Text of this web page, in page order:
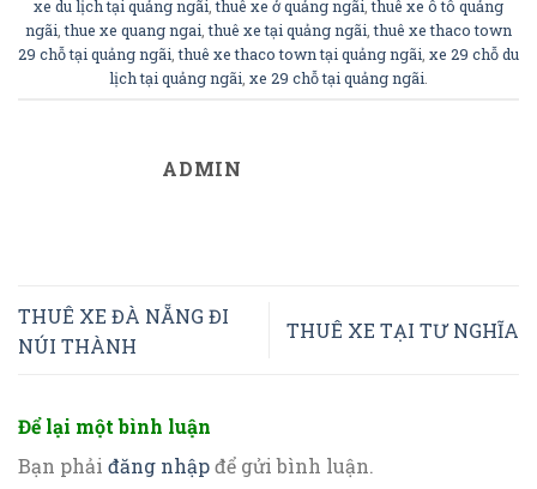
xe du lịch tại quảng ngãi ,thuê xe ở quảng ngãi ,thuê xe ô tô quảng
ngãi ,thue xe quang ngai ,thuê xe tại quảng ngãi ,thuê xe thaco town
29 chỗ tại quảng ngãi ,thuê xe thaco town tại quảng ngãi xe 29 chỗ du
lịch tại quảng ngãi xe 29 chỗ tại quảng ngãi
ADMIN
THUÊ XE ĐÀ NẴNG ĐI
NÚI THÀNH
THUÊ XE TẠI TƯ NGHĨA
Để lại một bình luận
Bạn phải đăng nhậpđể gửi bình luận.